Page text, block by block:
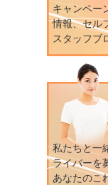
キャンペー
情報、セル
スタッフブ
私たちと一
ライバーを
あなたのこ